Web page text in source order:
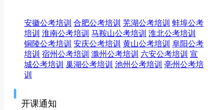
安徽公考培训 合肥公考培训 芜湖公考培训 蚌埠公考
培训 淮南公考培训 马鞍山公考培训 淮北公考培训
铜陵公考培训 安庆公考培训 黄山公考培训 阜阳公考
培训 宿州公考培训 滁州公考培训 六安公考培训 宣
城公考培训 巢湖公考培训 池州公考培训 亳州公考培
训
开课通知